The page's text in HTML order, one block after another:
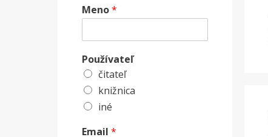
Meno*
Používateľ
čitateľ
knižnica
iné
Email *